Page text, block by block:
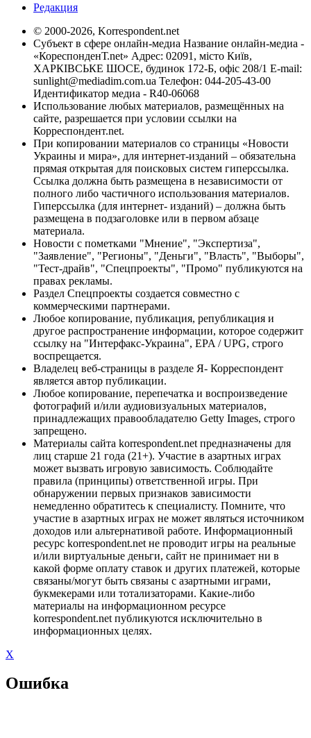
Редакция
© 2000-2026, Korrespondent.net
Субъект в сфере онлайн-медиа Название онлайн-медиа -
«КореспонденТ.net» Адрес: 02091, місто Київ,
ХАРКІВСЬКЕ ШОСЕ, будинок 172-Б, офіс 208/1 E-mail:
sunlight@mediadim.com.ua Телефон: 044-205-43-00
Идентификатор медиа - R40-06068
Использование любых материалов, размещённых на
сайте, разрешается при условии ссылки на
Корреспондент.net.
При копировании материалов со страницы «Новости
Украины и мира», для интернет-изданий – обязательна
прямая открытая для поисковых систем гиперссылка.
Ссылка должна быть размещена в независимости от
полного либо частичного использования материалов.
Гиперссылка (для интернет- изданий) – должна быть
размещена в подзаголовке или в первом абзаце
материала.
Новости с пометками "Мнение", "Экспертиза",
"Заявление", "Регионы", "Деньги", "Власть", "Выборы",
"Тест-драйв", "Спецпроекты", "Промо" публикуются на
правах рекламы.
Раздел Спецпроекты создается совместно с
коммерческими партнерами.
Любое копирование, публикация, републикация и
другое распространение информации, которое содержит
ссылку на "Интерфакс-Украина", EPA / UPG, строго
воспрещается.
Владелец веб-страницы в разделе Я- Корреспондент
является автор публикации.
Любое копирование, перепечатка и воспроизведение
фотографий и/или аудиовизуальных материалов,
принадлежащих правообладателю Getty Images, строго
запрещено.
Материалы сайта korrespondent.net предназначены для
лиц старше 21 года (21+). Участие в азартных играх
может вызвать игровую зависимость. Соблюдайте
правила (принципы) ответственной игры. При
обнаружении первых признаков зависимости
немедленно обратитесь к специалисту. Помните, что
участие в азартных играх не может являться источником
доходов или альтернативой работе. Информационный
ресурс korrespondent.net не проводит игры на реальные
и/или виртуальные деньги, сайт не принимает ни в
какой форме оплату ставок и других платежей, которые
связаны/могут быть связаны с азартными играми,
букмекерами или тотализаторами. Какие-либо
материалы на информационном ресурсе
korrespondent.net публикуются исключительно в
информационных целях.
X
Ошибка